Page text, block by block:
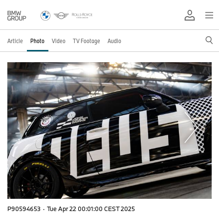
Article Photo Video TV Footage Audio
P90594653 · Tue Apr 22 00:01:00 CEST 2025